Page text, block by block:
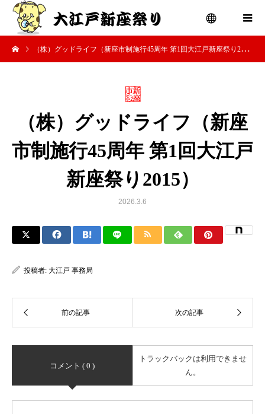
menu
（株）グッドライフ（新座市制施行45周年 第1回大江戸新座祭り2015）
（株）グッドライフ（新座
市制施行45周年 第1回大江戸
新座祭り2015）
2026.3.6
投稿者: 大江戸 事務局
コメント ( 0 )
トラックバックは利用できませ
ん。